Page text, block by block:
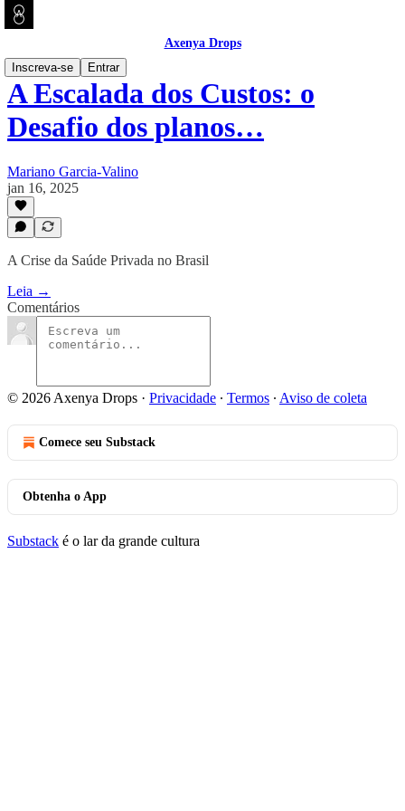
Axenya Drops
Inscreva-se
Entrar
A Escalada dos Custos: o
Desafio dos planos…
Mariano Garcia-Valino
jan 16, 2025
A Crise da Saúde Privada no Brasil
Leia →
Comentários
© 2026 Axenya Drops · Privacidade ∙ Termos ∙ Aviso de coleta
Comece seu Substack
Obtenha o App
Substack é o lar da grande cultura